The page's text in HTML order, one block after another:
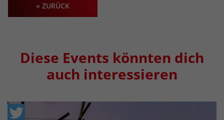
« ZURÜCK
Diese Events könnten dich
auch interessieren